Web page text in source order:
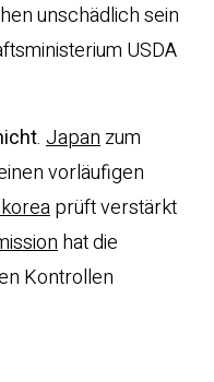
unschädlich sein
USDA
. Japanzum
vorläufigen
prüft verstärkt
hat die
Kontrollen